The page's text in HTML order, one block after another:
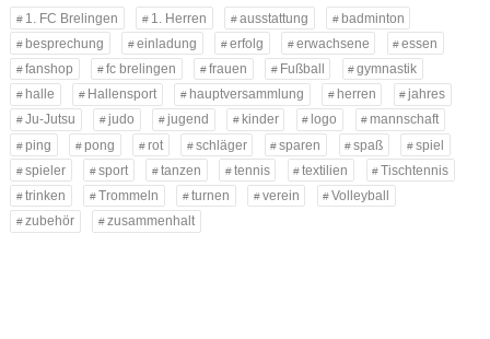
1. FC Brelingen 1. Herren ausstattung
badminton
besprechung
einladung erfolg erwachsene
essen
fanshop
fc brelingen frauen Fußball
gymnastik
halle
Hallensport hauptversammlung herren
jahres
Ju-Jutsu
judo jugend kinder logo
mannschaft
ping
pong rot schläger sparen spaß
spiel
spieler
sport tanzen tennis textilien
Tischtennis
trinken
Trommeln turnen verein
Volleyball
zubehör
zusammenhalt